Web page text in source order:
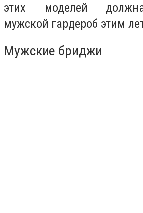
этих моделей
мужской гардероб этим
Мужские бриджи